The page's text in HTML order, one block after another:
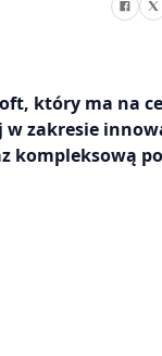
który ma na
zakresie
kompleksową